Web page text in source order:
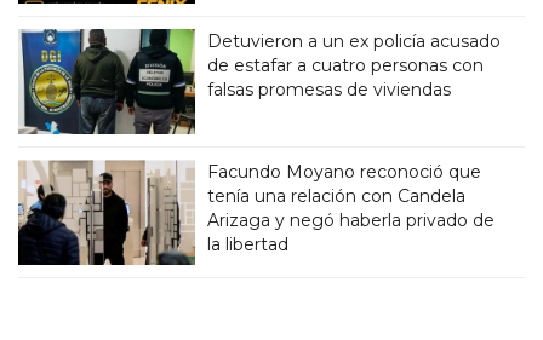
Detuvieron a un ex policía acusado
de estafar a cuatro personas con
falsas promesas de viviendas
Facundo Moyano reconoció que
tenía una relación con Candela
Arizaga y negó haberla privado de
la libertad